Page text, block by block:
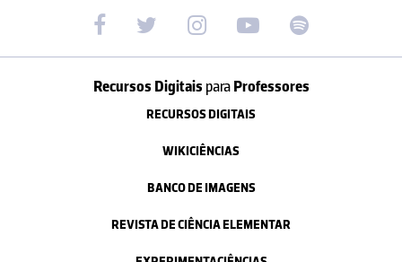
Recursos Digitais paraProfessores
RECURSOS DIGITAIS
WIKICIÊNCIAS
BANCO DE IMAGENS
REVISTA DE CIÊNCIA ELEMENTAR